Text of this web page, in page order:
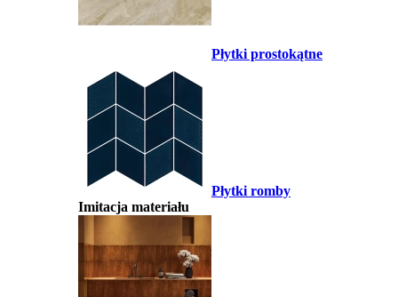
Płytki prostokątne
Płytki romby
Imitacja materiału